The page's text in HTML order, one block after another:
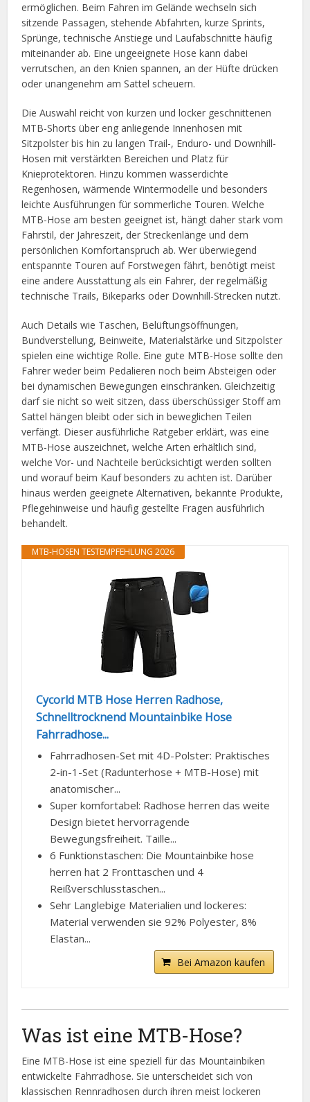
ermöglichen. Beim Fahren im Gelände wechseln sich
sitzende Passagen, stehende Abfahrten, kurze Sprints,
Sprünge, technische Anstiege und Laufabschnitte häufig
miteinander ab. Eine ungeeignete Hose kann dabei
verrutschen, an den Knien spannen, an der Hüfte drücken
oder unangenehm am Sattel scheuern.
Die Auswahl reicht von kurzen und locker geschnittenen
MTB-Shorts über eng anliegende Innenhosen mit
Sitzpolster bis hin zu langen Trail-, Enduro- und Downhill-
Hosen mit verstärkten Bereichen und Platz für
Knieprotektoren. Hinzu kommen wasserdichte
Regenhosen, wärmende Wintermodelle und besonders
leichte Ausführungen für sommerliche Touren. Welche
MTB-Hose am besten geeignet ist, hängt daher stark vom
Fahrstil, der Jahreszeit, der Streckenlänge und dem
persönlichen Komfortanspruch ab. Wer überwiegend
entspannte Touren auf Forstwegen fährt, benötigt meist
eine andere Ausstattung als ein Fahrer, der regelmäßig
technische Trails, Bikeparks oder Downhill-Strecken nutzt.
Auch Details wie Taschen, Belüftungsöffnungen,
Bundverstellung, Beinweite, Materialstärke und Sitzpolster
spielen eine wichtige Rolle. Eine gute MTB-Hose sollte den
Fahrer weder beim Pedalieren noch beim Absteigen oder
bei dynamischen Bewegungen einschränken. Gleichzeitig
darf sie nicht so weit sitzen, dass überschüssiger Stoff am
Sattel hängen bleibt oder sich in beweglichen Teilen
verfängt. Dieser ausführliche Ratgeber erklärt, was eine
MTB-Hose auszeichnet, welche Arten erhältlich sind,
welche Vor- und Nachteile berücksichtigt werden sollten
und worauf beim Kauf besonders zu achten ist. Darüber
hinaus werden geeignete Alternativen, bekannte Produkte,
Pflegehinweise und häufig gestellte Fragen ausführlich
behandelt.
MTB-HOSEN TESTEMPFEHLUNG 2026
Cycorld MTB Hose Herren Radhose,
Schnelltrocknend Mountainbike Hose
Fahrradhose...
Fahrradhosen-Set mit 4D-Polster: Praktisches
2-in-1-Set (Radunterhose + MTB-Hose) mit
anatomischer...
Super komfortabel: Radhose herren das weite
Design bietet hervorragende
Bewegungsfreiheit. Taille...
6 Funktionstaschen: Die Mountainbike hose
herren hat 2 Fronttaschen und 4
Reißverschlusstaschen...
Sehr Langlebige Materialien und lockeres:
Material verwenden sie 92% Polyester, 8%
Elastan...
Bei Amazon kaufen
Was ist eine MTB-Hose?
Eine MTB-Hose ist eine speziell für das Mountainbiken
entwickelte Fahrradhose. Sie unterscheidet sich von
klassischen Rennradhosen durch ihren meist lockeren